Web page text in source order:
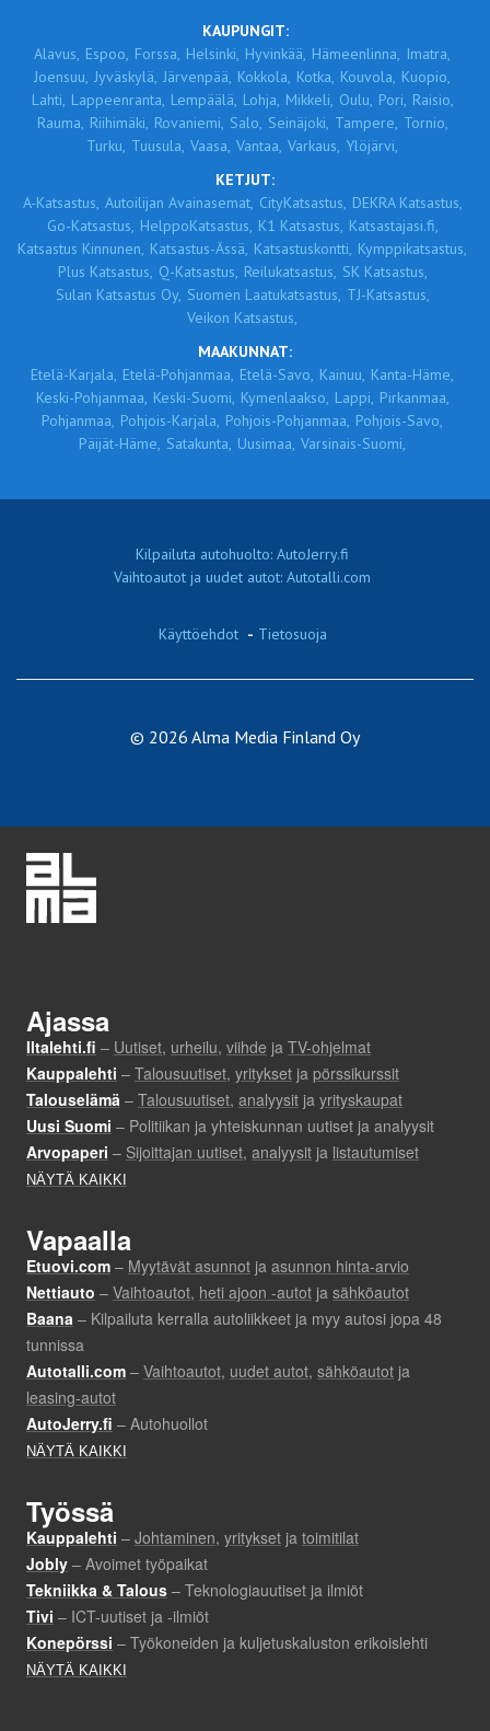
KAUPUNGIT:
Alavus, Espoo, Forssa, Helsinki, Hyvinkää, Hämeenlinna, Imatra,
Joensuu, Jyväskylä, Järvenpää, Kokkola, Kotka, Kouvola, Kuopio,
Lahti, Lappeenranta, Lempäälä, Lohja, Mikkeli, Oulu, Pori, Raisio,
Rauma, Riihimäki, Rovaniemi, Salo, Seinäjoki, Tampere, Tornio,
Turku, Tuusula, Vaasa, Vantaa, Varkaus, Ylöjärvi,
KETJUT:
A-Katsastus, Autoilijan Avainasemat, CityKatsastus, DEKRA Katsastus,
Go-Katsastus, HelppoKatsastus, K1 Katsastus, Katsastajasi.fi,
Katsastus Kinnunen, Katsastus-Ässä, Katsastuskontti, Kymppikatsastus,
Plus Katsastus, Q-Katsastus, Reilukatsastus, SK Katsastus,
Sulan Katsastus Oy, Suomen Laatukatsastus, TJ-Katsastus,
Veikon Katsastus,
MAAKUNNAT:
Etelä-Karjala, Etelä-Pohjanmaa, Etelä-Savo, Kainuu, Kanta-Häme,
Keski-Pohjanmaa, Keski-Suomi, Kymenlaakso, Lappi, Pirkanmaa,
Pohjanmaa, Pohjois-Karjala, Pohjois-Pohjanmaa, Pohjois-Savo,
Päijät-Häme, Satakunta, Uusimaa, Varsinais-Suomi,
Kilpailuta autohuolto: AutoJerry.fi
Vaihtoautot ja uudet autot: Autotalli.com
Käyttöehdot - Tietosuoja
© 2026 Alma Media Finland Oy